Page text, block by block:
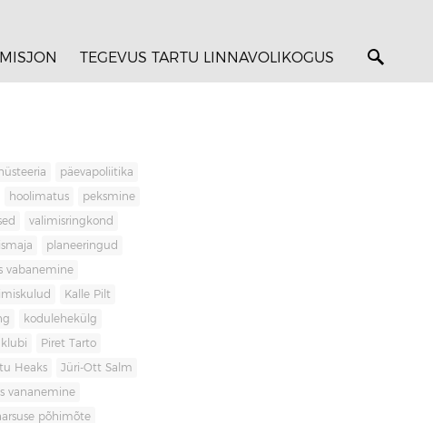
TEGEVUS TARTU LINNAVOLIKOGUS
hüsteeria päevapoliitika
hoolimatus peksmine
valimisringkond
planeeringud
vabanemine
Kalle Pilt
kodulehekülg
klubi Piret Tarto
Heaks Jüri-Ott Salm
vananemine
põhimõte